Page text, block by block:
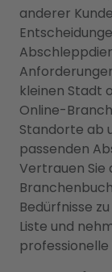
anderer
kleinen Stadt
Online-
Standorte ab
passenden
Vertrauen
Bedürfnisse
Liste und